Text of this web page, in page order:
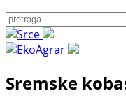
Sremske